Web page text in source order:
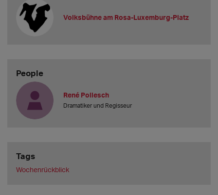
Volksbühne am Rosa-Luxemburg-Platz
People
René Pollesch
Dramatiker und Regisseur
Tags
Wochenrückblick